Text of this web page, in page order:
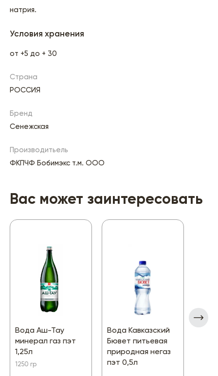
натрия.
Условия хранения
от +5 до + 30
Страна
РОССИЯ
Бренд
Сенежская
Производитьель
ФКПЧФ Бобимэкс т.м. ООО
Вас может заинтересовать
Вода Аш-Тау
минерал газ пэт
1,25л
1250 гр
Вода Кавказский
Бювет питьевая
природная негаз
пэт 0,5л